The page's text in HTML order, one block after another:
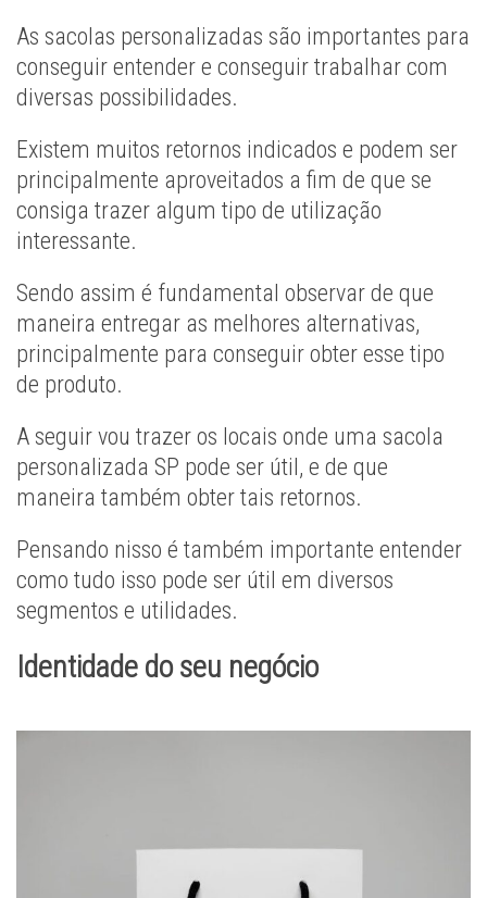
As sacolas personalizadas são importantes para
conseguir entender e conseguir trabalhar com
diversas possibilidades.
Existem muitos retornos indicados e podem ser
principalmente aproveitados a fim de que se
consiga trazer algum tipo de utilização
interessante.
Sendo assim é fundamental observar de que
maneira entregar as melhores alternativas,
principalmente para conseguir obter esse tipo
de produto.
A seguir vou trazer os locais onde uma sacola
personalizada SP pode ser útil, e de que
maneira também obter tais retornos.
Pensando nisso é também importante entender
como tudo isso pode ser útil em diversos
segmentos e utilidades.
Identidade do seu negócio